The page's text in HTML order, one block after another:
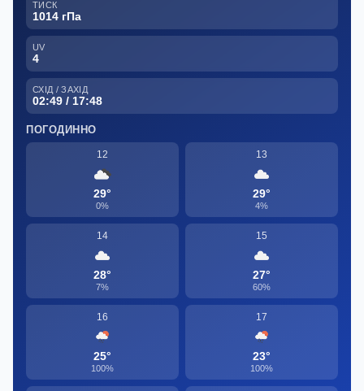
ТИСК
1014 гПа
UV
4
СХІД / ЗАХІД
02:49 / 17:48
ПОГОДИННО
12
29°
0%
13
29°
4%
14
28°
7%
15
27°
60%
16
25°
100%
17
23°
100%